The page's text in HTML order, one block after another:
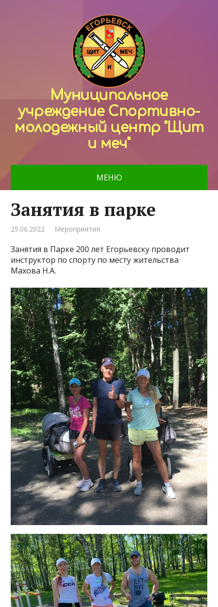
Муниципальное
учреждение Спортивно-
молодежный центр "Щит
и меч"
МЕНЮ
Занятия в парке
29.06.2022 Мероприятия
Занятия в Парке 200 лет Егорьевску проводит
инструктор по спорту по месту жительства
Махова Н.А.